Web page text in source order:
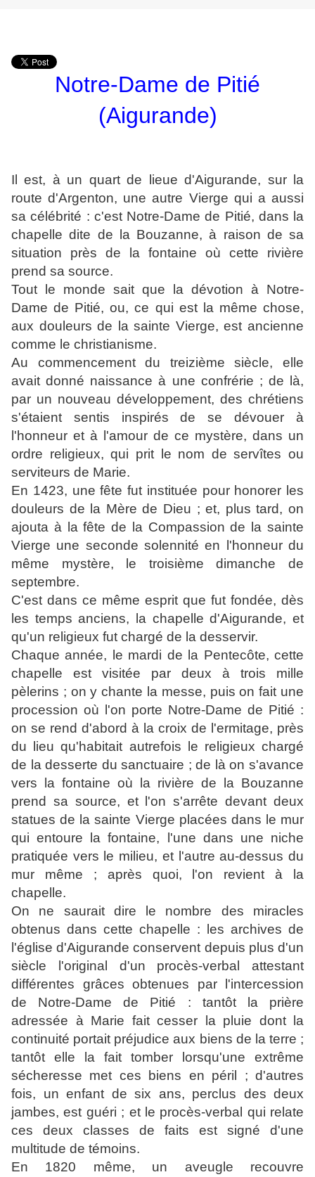
Notre-Dame de Pitié
(Aigurande)
Il est, à un quart de lieue d'Aigurande, sur la
route d'Argenton, une autre Vierge qui a aussi
sa célébrité : c'est Notre-Dame de Pitié, dans la
chapelle dite de la Bouzanne, à raison de sa
situation près de la fontaine où cette rivière
prend sa source.
Tout le monde sait que la dévotion à Notre-
Dame de Pitié, ou, ce qui est la même chose,
aux douleurs de la sainte Vierge, est ancienne
comme le christianisme.
Au commencement du treizième siècle, elle
avait donné naissance à une confrérie ; de là,
par un nouveau développement, des chrétiens
s'étaient sentis inspirés de se dévouer à
l'honneur et à l'amour de ce mystère, dans un
ordre religieux, qui prit le nom de servîtes ou
serviteurs de Marie.
En 1423, une fête fut instituée pour honorer les
douleurs de la Mère de Dieu ; et, plus tard, on
ajouta à la fête de la Compassion de la sainte
Vierge une seconde solennité en l'honneur du
même mystère, le troisième dimanche de
septembre.
C'est dans ce même esprit que fut fondée, dès
les temps anciens, la chapelle d'Aigurande, et
qu'un religieux fut chargé de la desservir.
Chaque année, le mardi de la Pentecôte, cette
chapelle est visitée par deux à trois mille
pèlerins ; on y chante la messe, puis on fait une
procession où l'on porte Notre-Dame de Pitié :
on se rend d'abord à la croix de l'ermitage, près
du lieu qu'habitait autrefois le religieux chargé
de la desserte du sanctuaire ; de là on s'avance
vers la fontaine où la rivière de la Bouzanne
prend sa source, et l'on s'arrête devant deux
statues de la sainte Vierge placées dans le mur
qui entoure la fontaine, l'une dans une niche
pratiquée vers le milieu, et l'autre au-dessus du
mur même ; après quoi, l'on revient à la
chapelle.
On ne saurait dire le nombre des miracles
obtenus dans cette chapelle : les archives de
l'église d'Aigurande conservent depuis plus d'un
siècle l'original d'un procès-verbal attestant
différentes grâces obtenues par l'intercession
de Notre-Dame de Pitié : tantôt la prière
adressée à Marie fait cesser la pluie dont la
continuité portait préjudice aux biens de la terre ;
tantôt elle la fait tomber lorsqu'une extrême
sécheresse met ces biens en péril ; d'autres
fois, un enfant de six ans, perclus des deux
jambes, est guéri ; et le procès-verbal qui relate
ces deux classes de faits est signé d'une
multitude de témoins.
En 1820 même, un aveugle recouvre